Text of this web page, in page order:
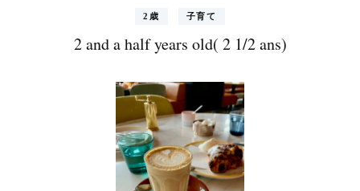
2歳 子育て
2 and a half years old( 2 1/2 ans)